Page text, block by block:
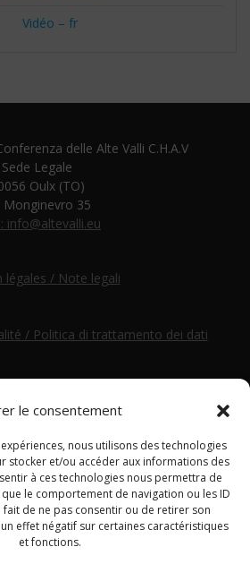
le consentement
nous utilisons des technologies
stocker et/ou accéder aux informations des
à ces technologies nous permettra de
le comportement de navigation ou les ID
fait de ne pas consentir ou de retirer son
effet négatif sur certaines caractéristiques
et fonctions.
Vidéo – fr
delle Alte Valli C.H.A.V
Sede Legale
Oulx (TO)
Monginevro 35
info@altevalli.eu
légales / Note legali
/ Politica di trattamento dei dati